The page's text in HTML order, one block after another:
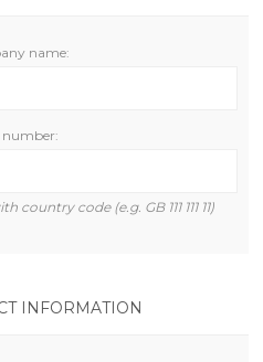
name:
number:
code (e.g. GB 111 111 11)
INFORMATION